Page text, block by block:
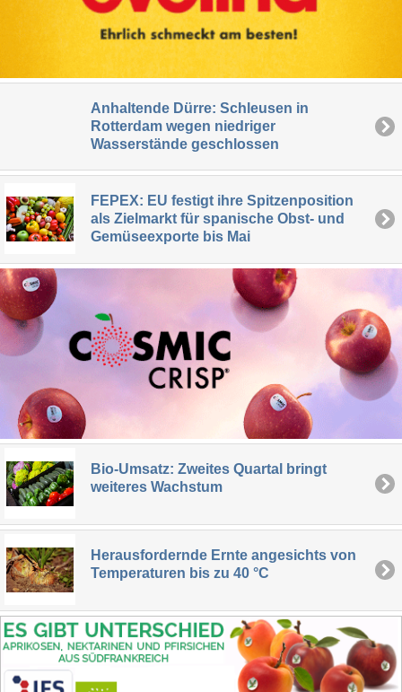
Anhaltende Dürre: Schleusen in
Rotterdam wegen niedriger
Wasserstände geschlossen
FEPEX: EU festigt ihre Spitzenposition
als Zielmarkt für spanische Obst- und
Gemüseexporte bis Mai
Bio-Umsatz: Zweites Quartal bringt
weiteres Wachstum
Herausfordernde Ernte angesichts von
Temperaturen bis zu 40 °C